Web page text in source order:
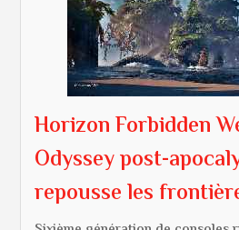
Horizon Forbidden
Odyssey post-
repousse les